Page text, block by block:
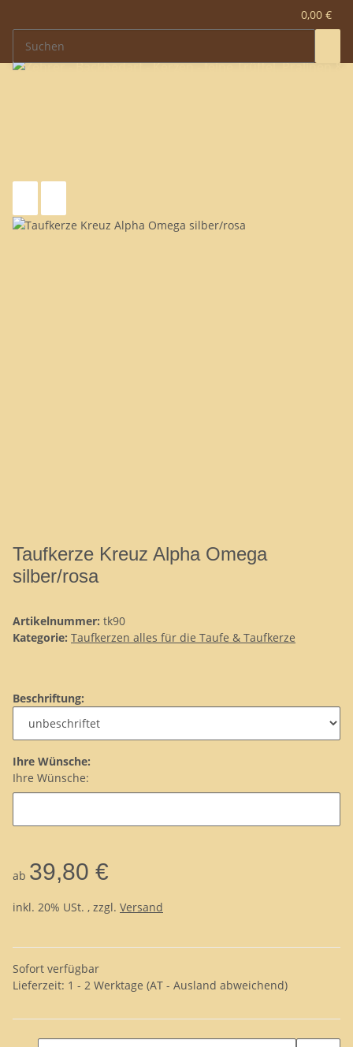
0,00 €
Taufkerze Kreuz Alpha Omega
silber/rosa
Artikelnummer: tk90
Kategorie: Taufkerzen alles für die Taufe & Taufkerze
Beschriftung:
Ihre Wünsche:
Ihre Wünsche:
ab 39,80 €
inkl. 20% USt. , zzgl. Versand
Sofort verfügbar
Lieferzeit: 1 - 2 Werktage (AT - Ausland abweichend)